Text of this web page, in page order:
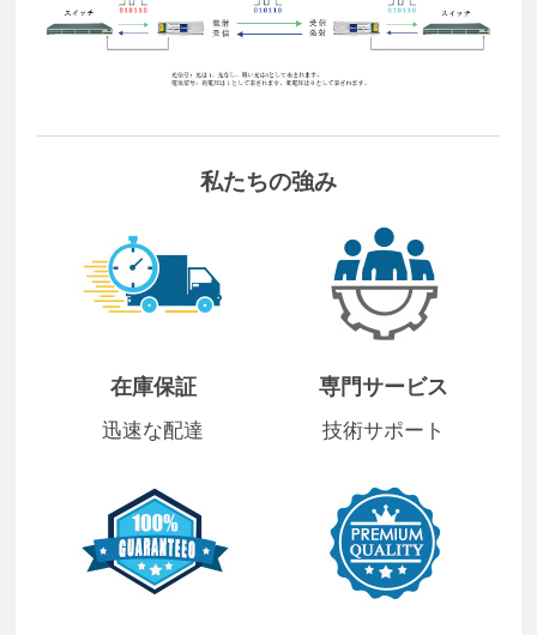
私たちの強み
在庫保証
迅速な配達
専門サービス
技術サポート